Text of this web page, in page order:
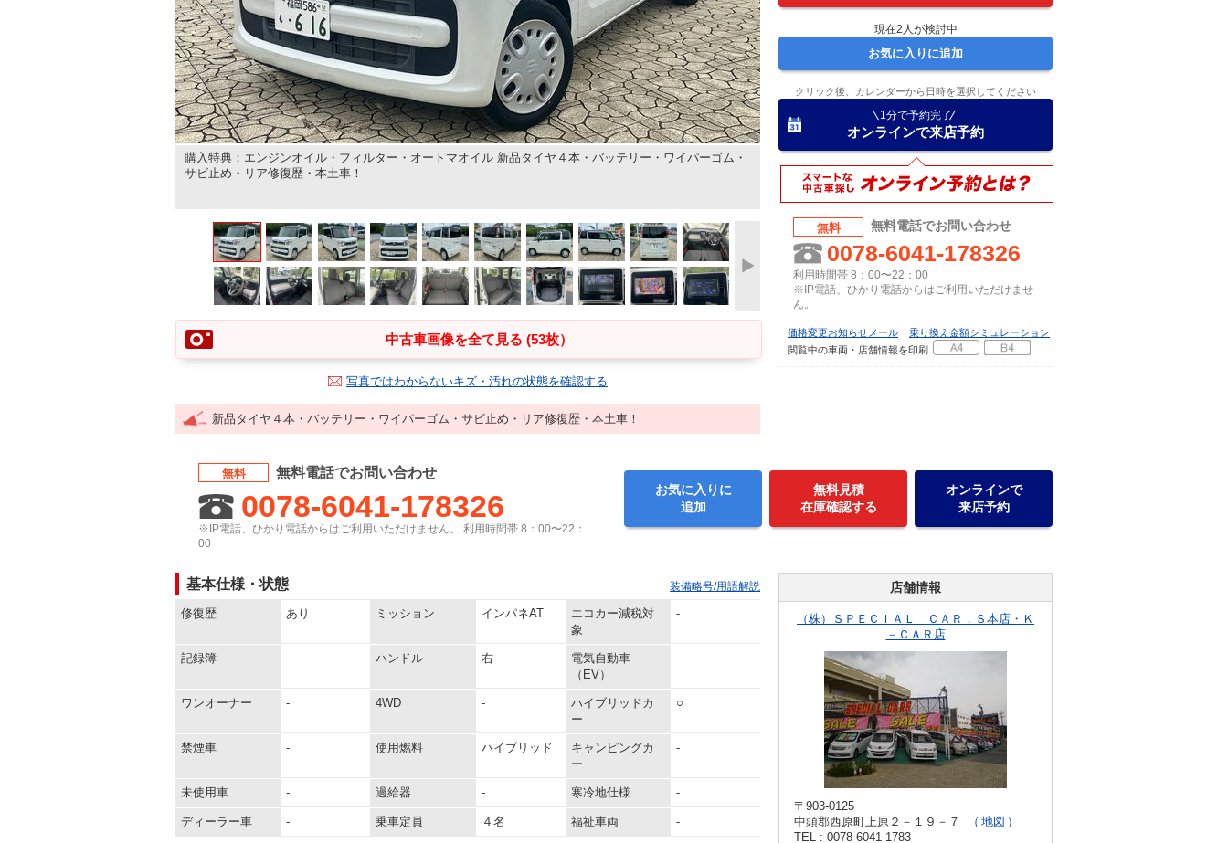
購入特典：エンジンオイル・フィルター・オートマオイル 新品タイヤ４本・バッテリー・ワイパーゴム・
サビ止め・リア修復歴・本土車！
中古車画像を全て見る (53枚）
写真ではわからないキズ・汚れの状態を確認する
新品タイヤ４本・バッテリー・ワイパーゴム・サビ止め・リア修復歴・本土車！
現在2 人が検討中
お気に入りに追加
クリック後、カレンダーから日時を選択してください
1分で予約完了
オンラインで来店予約
無料 無料電話でお問い合わせ
0078-6041-178326
利用時間帯 8：00〜22：00
※IP電話、ひかり電話からはご利用いただけませ
ん。
価格変更お知らせメール
乗り換え金額シミュレーション
閲覧中の車両・店舗情報を印刷
無料 無料電話でお問い合わせ
0078-6041-178326
※IP電話、ひかり電話からはご利用いただけません。 利用時間帯 8：00〜22：
00
お気に入りに
追加
無料見積
在庫確認する
オンラインで
来店予約
基本仕様・状態 装備略号/用語解説
修復歴 あり ミッション インパネAT
エコカー減税対
象
-
記録簿 - ハンドル 右
電気自動車
（EV）
-
ワンオーナー - 4WD -
ハイブリッドカ
ー
○
禁煙車 - 使用燃料 ハイブリッド
キャンピングカ
ー
-
未使用車 - 過給器 - 寒冷地仕様 -
ディーラー車 - 乗車定員 ４名 福祉車両 -
店舗情報
（株）ＳＰＥＣＩＡＬ ＣＡＲ，Ｓ本店・Ｋ
－ＣＡＲ店
〒903-0125
中頭郡西原町上原２－１９－７
地図
TEL : 0078-6041-1783